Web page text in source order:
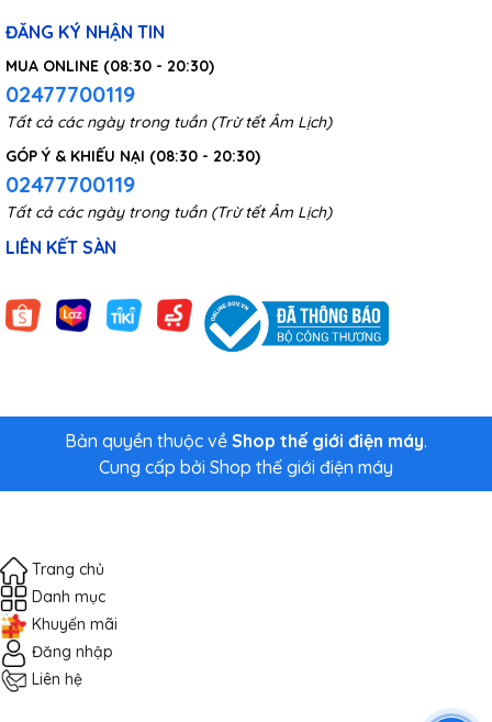
ĐĂNG KÝ NHẬN TIN
MUA ONLINE (08:30 - 20:30)
02477700119
Tất cả các ngày trong tuần (Trừ tết Âm Lịch)
GÓP Ý & KHIẾU NẠI (08:30 - 20:30)
02477700119
Tất cả các ngày trong tuần (Trừ tết Âm Lịch)
LIÊN KẾT SÀN
Bản quyền thuộc về Shop thế giới điện máy.
Cung cấp bởi Shop thế giới điện máy
Trang chủ
Danh mục
Khuyến mãi
Đăng nhập
Liên hệ